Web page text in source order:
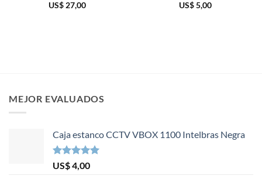
US$27,00
US$5,00
MEJOR EVALUADOS
Caja estanco CCTV VBOX 1100 Intelbras Negra
Valorado en
5.00
de 5
US$4,00